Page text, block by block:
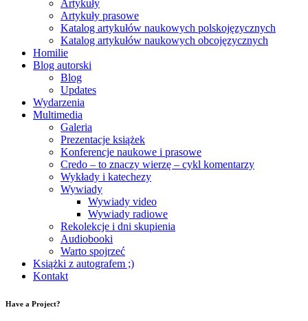
Artykuły
Artykuły prasowe
Katalog artykułów naukowych polskojęzycznych
Katalog artykułów naukowych obcojęzycznych
Homilie
Blog autorski
Blog
Updates
Wydarzenia
Multimedia
Galeria
Prezentacje książek
Konferencje naukowe i prasowe
Credo – to znaczy wierzę – cykl komentarzy
Wykłady i katechezy
Wywiady
Wywiady video
Wywiady radiowe
Rekolekcje i dni skupienia
Audiobooki
Warto spojrzeć
Książki z autografem ;)
Kontakt
Have a Project?